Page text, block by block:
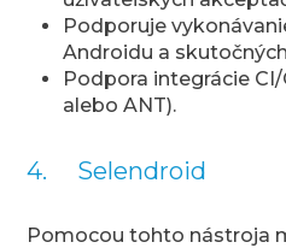
Podporuje
Androidu a
Podpora integrácie
alebo ANT).
4. Selendroid
Pomocou tohto nástroja